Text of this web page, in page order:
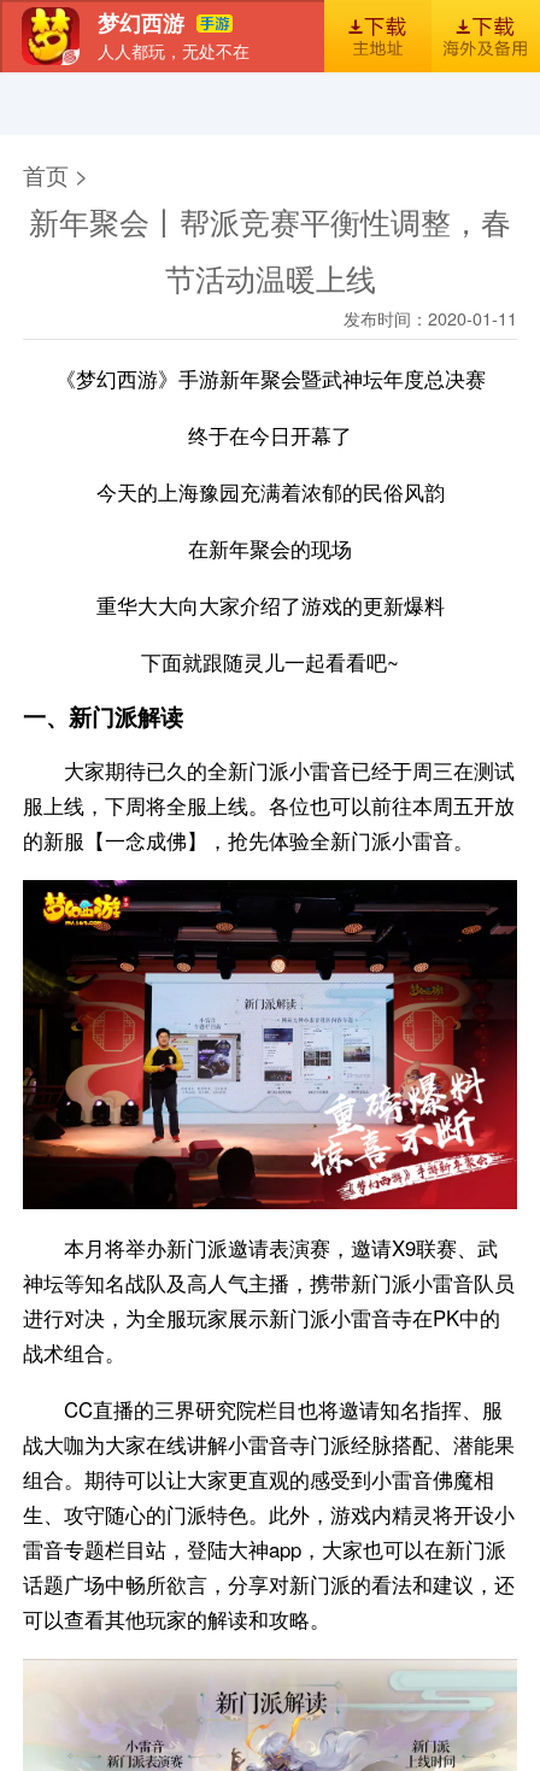
梦幻西游
人人都玩，无处不在
首页 >
新年聚会丨帮派竞赛平衡性调整，春
节活动温暖上线
发布时间：2020-01-11
《梦幻西游》手游新年聚会暨武神坛年度总决赛
终于在今日开幕了
今天的上海豫园充满着浓郁的民俗风韵
在新年聚会的现场
重华大大向大家介绍了游戏的更新爆料
下面就跟随灵儿一起看看吧~
一、新门派解读
大家期待已久的全新门派小雷音已经于周三在测试
服上线，下周将全服上线。各位也可以前往本周五开放
的新服【一念成佛】，抢先体验全新门派小雷音。
本月将举办新门派邀请表演赛，邀请X9联赛、武
神坛等知名战队及高人气主播，携带新门派小雷音队员
进行对决，为全服玩家展示新门派小雷音寺在PK中的
战术组合。
CC直播的三界研究院栏目也将邀请知名指挥、服
战大咖为大家在线讲解小雷音寺门派经脉搭配、潜能果
组合。期待可以让大家更直观的感受到小雷音佛魔相
生、攻守随心的门派特色。此外，游戏内精灵将开设小
雷音专题栏目站，登陆大神app，大家也可以在新门派
话题广场中畅所欲言，分享对新门派的看法和建议，还
可以查看其他玩家的解读和攻略。